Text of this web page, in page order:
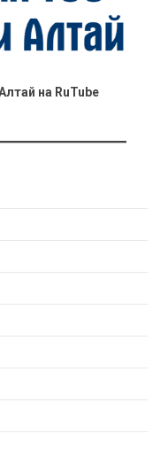
на RuTube